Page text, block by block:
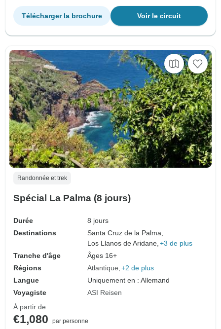
Voir le circuit
Télécharger la brochure
Randonnée et trek
Spécial La Palma (8 jours)
Durée
8 jours
Destinations
Santa Cruz de la Palma,
Los Llanos de Aridane, +3 de plus
Tranche d'âge
Âges 16+
Régions
Atlantique +2 de plus
Langue
Uniquement en : Allemand
Voyagiste
ASI Reisen
À partir de
€1,080
par personne